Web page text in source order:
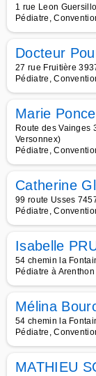
1 rue Leon
Pédiatre,
Docteur
27 rue Fruitière
Pédiatre,
Marie
Route des Vainges
Versonnex)
Pédiatre,
Catherine
99 route Usses
Pédiatre,
Isabelle
54 chemin la
Pédiatre à Arenthon
Mélina
54 chemin la
Pédiatre,
MATHIEU